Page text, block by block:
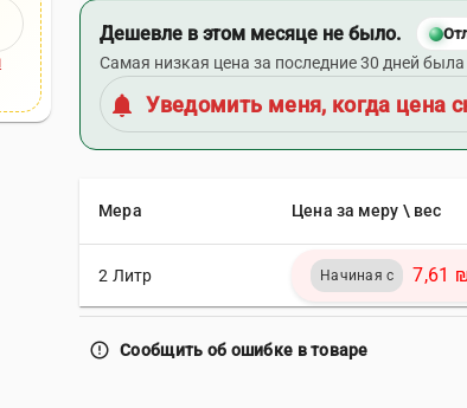
Дешевле в этом месяце не было.
Самая низкая цена за последние 30 дней
notifications Уведомить меня, когда цена
Мера Цена за меру \ вес
2 Литр Начиная с 7,61
error_outline Сообщить об ошибке в товаре